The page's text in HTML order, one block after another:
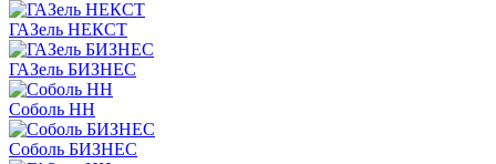
ГАЗель НЕКСТ
ГАЗель БИЗНЕС
Соболь НН
Соболь БИЗНЕС